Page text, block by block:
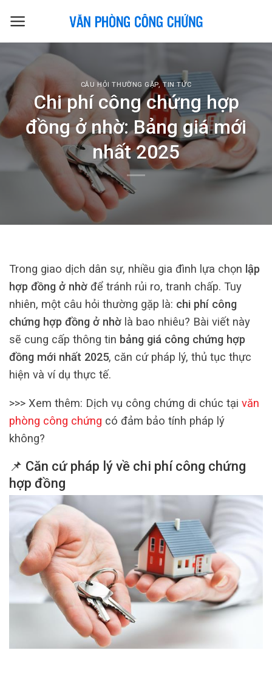
CÂU HỎI THƯỜNG GẶP,TIN TỨC
Chi phí công chứng hợp
đồng ở nhờ: Bảng giá mới
nhất 2025
Trong giao dịch dân sự, nhiều gia đình lựa chọn lập
hợp đồng ở nhờ để tránh rủi ro, tranh chấp. Tuy
nhiên, một câu hỏi thường gặp là: chi phí công
chứng hợp đồng ở nhờ là bao nhiêu? Bài viết này
sẽ cung cấp thông tin bảng giá công chứng hợp
đồng mới nhất 2025, căn cứ pháp lý, thủ tục thực
hiện và ví dụ thực tế.
>>> Xem thêm: Dịch vụ công chứng di chúc tại văn
phòng công chứng có đảm bảo tính pháp lý
không?
📌 Căn cứ pháp lý về chi phí công chứng
hợp đồng